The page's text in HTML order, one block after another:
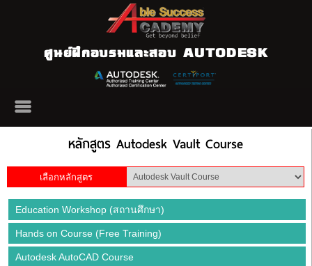
ศูนย์ฝึกอบรมและสอบ AUTODESK
หลักสูตร Autodesk Vault Course
เลือกหลักสูตร
Education Workshop (สถานศึกษา)
Hands on Course (Free Training)
Autodesk AutoCAD Course